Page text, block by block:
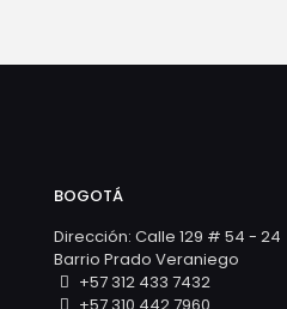
BOGOTÁ
Dirección: Calle 129 # 54 - 24
Barrio Prado Veraniego
+57 312 433 7432